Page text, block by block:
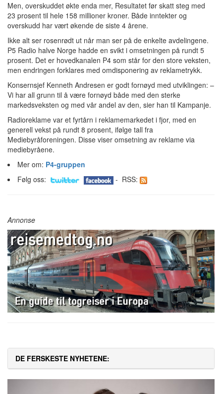
Men, overskuddet økte enda mer, Resultatet før skatt steg med
23 prosent til hele 158 millioner kroner. Både inntekter og
overskudd har vært økende de siste 4 årene.
Ikke alt ser rosenrødt ut når man ser på de enkelte avdelingene.
P5 Radio halve Norge hadde en svikt i omsetningen på rundt 5
prosent. Det er hovedkanalen P4 som står for den store veksten,
men endringen forklares med omdisponering av reklametrykk.
Konsernsjef Kenneth Andresen er godt fornøyd med utviklingen: –
Vi har all grunn til å være fornøyd både med den sterke
markedsveksten og med vår andel av den, sier han til Kampanje.
Radioreklame var et fyrtårn i reklamemarkedet i fjor, med en
generell vekst på rundt 8 prosent, ifølge tall fra
Mediebyråforeningen. Disse viser omsetning av reklame via
mediebyråene.
Mer om: P4-gruppen
Følg oss:
- RSS:
Annonse
DE FERSKESTE NYHETENE: